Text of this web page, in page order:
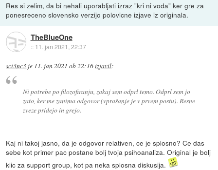
Res si zelim, da bi nehali uporabljati izraz "kri ni voda" ker gre za
ponesreceno slovensko verzijo polovicne izjave iz originala.
TheBlueOne
:: 11. jan 2021, 22:37
sci3nc3 je 11. jan 2021 ob 22:16izjavil:
Ni potrebe po filozofiranju, zakaj sem odprl temo. Odprl sem jo
zato, ker me zanima odgovor (vprašanje je v prvem postu). Resne
zveze pridejo in grejo.
Kaj ni takoj jasno, da je odgovor relativen, ce je splosno? Ce das
sebe kot primer pac postane bolj tvoja psihoanaliza. Original je bolj
klic za support group, kot pa neka splosna diskusija.